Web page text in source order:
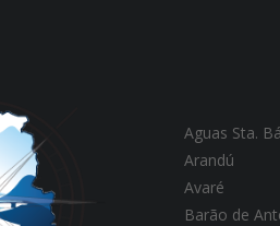
Aguas Sta.
Arandú
Avaré
Barão de